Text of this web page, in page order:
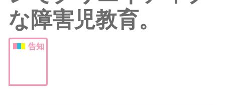
な障害児教育。
告知